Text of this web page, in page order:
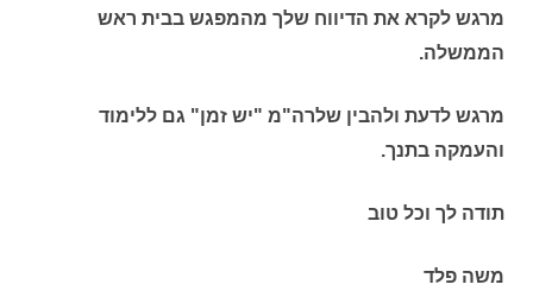
מרגש לקרא את הדיווח שלך מהמפגש בבית ראש
הממשלה.
מרגש לדעת ולהבין שלרה"מ "יש זמן" גם ללימוד
והעמקה בתנך.
תודה לך וכל טוב
משה פלד